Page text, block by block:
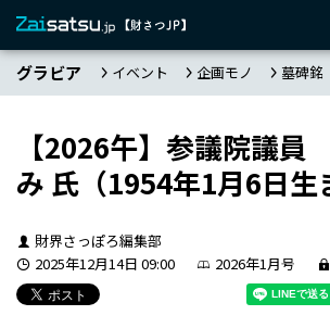
グラビア イベント 企画モノ 墓碑銘
【2026午】参議院議
み 氏（1954年1月6日生
財界さっぽろ編集部
2025年12月14日 09:00
2026年1月号